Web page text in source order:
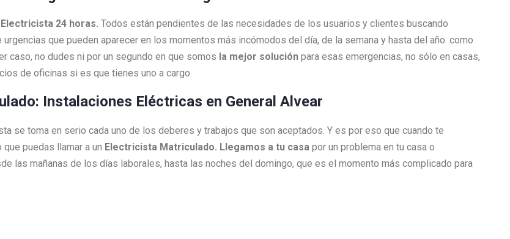
Electricista 24 horas. Todos están pendientes de las necesidades de los usuarios y clientes buscando
urgencias que pueden aparecer en los momentos más incómodos del día, de la semana y hasta del año. como
caso, no dudes ni por un segundo en que somos la mejor solución para esas emergencias, no sólo en casas,
de oficinas si es que tienes uno a cargo.
Instalaciones Eléctricas en General Alvear
se toma en serio cada uno de los deberes y trabajos que son aceptados. Y es por eso que cuando te
puedas llamar a un Electricista Matriculado. Llegamos a tu casa por un problema en tu casa o
las mañanas de los días laborales, hasta las noches del domingo, que es el momento más complicado para